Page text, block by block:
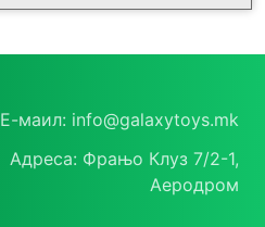
Е-маил: info@galaxytoys.mk
Адреса: Фрањо Клуз 7/2-1,
Аеродром